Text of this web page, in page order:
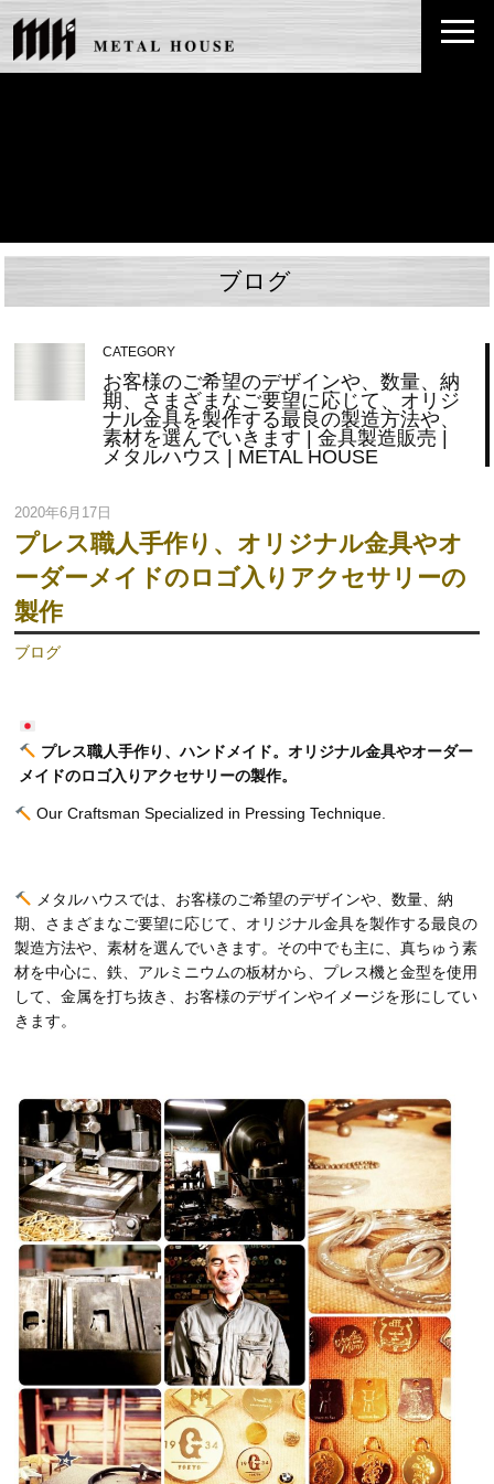
ブログ
CATEGORY
お客様のご希望のデザインや、数量、納
期、さまざまなご要望に応じて、オリジ
ナル金具を製作する最良の製造方法や、
素材を選んでいきます | 金具製造販売 |
メタルハウス | METAL HOUSE
2020年6月17日
プレス職人手作り、オリジナル金具やオ
ーダーメイドのロゴ入りアクセサリーの
製作
ブログ
プレス職人手作り、ハンドメイド。オリジナル金具やオーダー
メイドのロゴ入りアクセサリーの製作。
Our Craftsman Specialized in Pressing Technique.
メタルハウスでは、お客様のご希望のデザインや、数量、納
期、さまざまなご要望に応じて、オリジナル金具を製作する最良の
製造方法や、素材を選んでいきます。その中でも主に、真ちゅう素
材を中心に、鉄、アルミニウムの板材から、プレス機と金型を使用
して、金属を打ち抜き、お客様のデザインやイメージを形にしてい
きます。